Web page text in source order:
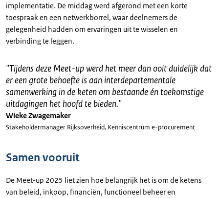
implementatie. De middag werd afgerond met een korte
toespraak en een netwerkborrel, waar deelnemers de
gelegenheid hadden om ervaringen uit te wisselen en
verbinding te leggen.
"Tijdens deze Meet-up werd het meer dan ooit duidelijk dat
er een grote behoefte is aan interdepartementale
samenwerking in de keten om bestaande én toekomstige
uitdagingen het hoofd te bieden."
Wieke Zwagemaker
Stakeholdermanager Rijksoverheid, Kenniscentrum e-procurement
Samen vooruit
De Meet-up 2025 liet zien hoe belangrijk het is om de ketens
van beleid, inkoop, financiën, functioneel beheer en